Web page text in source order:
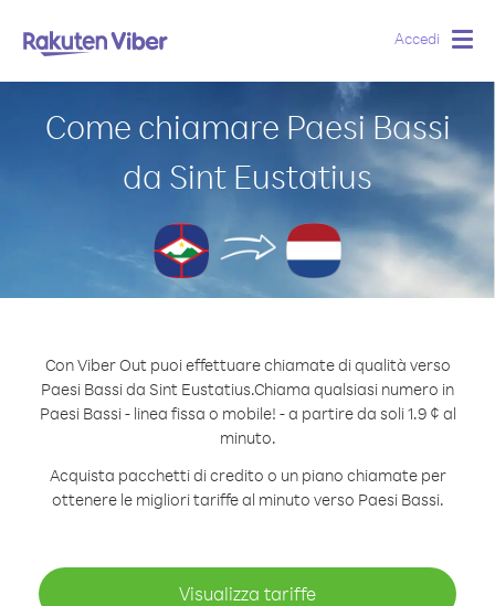
Accedi
Come chiamare Paesi Bassi
da Sint Eustatius
Con Viber Out puoi effettuare chiamate di qualità verso
Paesi Bassi da Sint Eustatius.Chiama qualsiasi numero in
Paesi Bassi - linea fissa o mobile! - a partire da soli 1.9 ¢ al
minuto.
Acquista pacchetti di credito o un piano chiamate per
ottenere le migliori tariffe al minuto verso Paesi Bassi.
Visualizza tariffe